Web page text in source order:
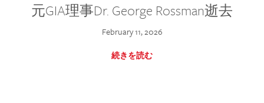
元GIA理事Dr. George Rossman逝去
February 11, 2026
続きを読む